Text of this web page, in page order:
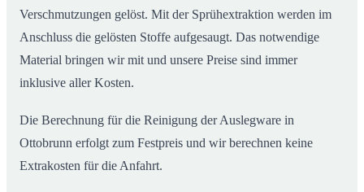
Verschmutzungen gelöst. Mit der Sprühextraktion werden im
Anschluss die gelösten Stoffe aufgesaugt. Das notwendige
Material bringen wir mit und unsere Preise sind immer
inklusive aller Kosten.
Die Berechnung für die Reinigung der Auslegware in
Ottobrunn erfolgt zum Festpreis und wir berechnen keine
Extrakosten für die Anfahrt.